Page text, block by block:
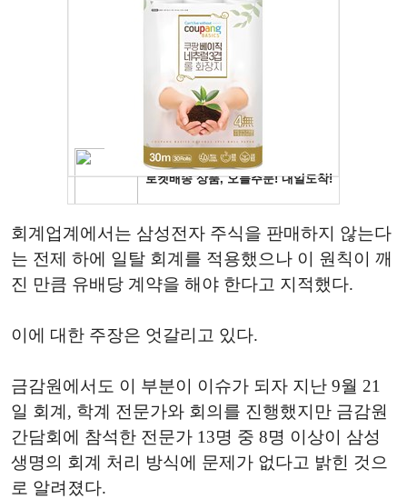
회계업계에서는 삼성전자 주식을 판매하지 않는다
는 전제 하에 일탈 회계를 적용했으나 이 원칙이 깨
진 만큼 유배당 계약을 해야 한다고 지적했다.
이에 대한 주장은 엇갈리고 있다.
금감원에서도 이 부분이 이슈가 되자 지난 9월 21
일 회계, 학계 전문가와 회의를 진행했지만 금감원
간담회에 참석한 전문가 13명 중 8명 이상이 삼성
생명의 회계 처리 방식에 문제가 없다고 밝힌 것으
로 알려졌다.